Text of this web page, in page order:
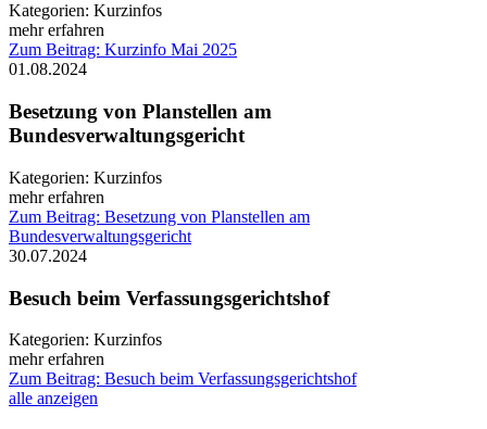
Kategorien: Kurzinfos
mehr erfahren
Zum Beitrag: Kurzinfo Mai 2025
01.08.2024
Besetzung von Planstellen am
Bundesverwaltungsgericht
Kategorien: Kurzinfos
mehr erfahren
Zum Beitrag: Besetzung von Planstellen am
Bundesverwaltungsgericht
30.07.2024
Besuch beim Verfassungsgerichtshof
Kategorien: Kurzinfos
mehr erfahren
Zum Beitrag: Besuch beim Verfassungsgerichtshof
alle anzeigen